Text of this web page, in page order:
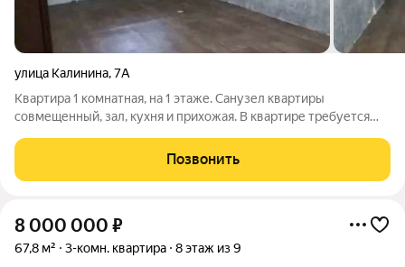
улица Калинина,7А
Квартира 1 комнатная, на 1 этаже. Санузел квартиры
совмещенный, зал, кухня и прихожая. В квартире требуется
Требуется косметический ремонт. Очень удобен под нежилое.
Есть обременение в
Позвонить
8 000 000 ₽
67,8 м² 3-комн. квартира 8 этаж из 9